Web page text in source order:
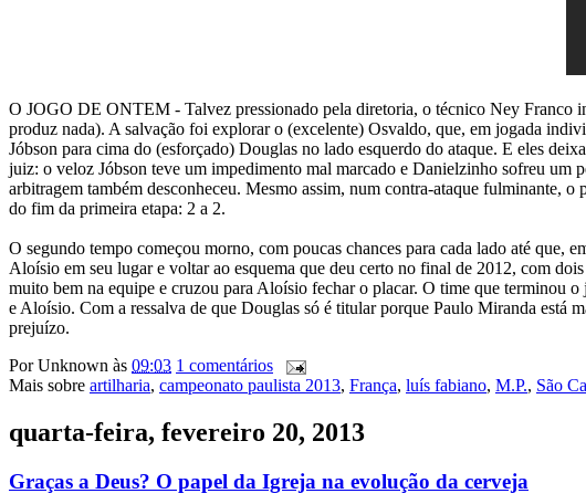
O JOGO DE ONTEM - Talvez pressionado pela diretoria, o técnico Ney Franco
produz nada). A salvação foi explorar o (excelente) Osvaldo, que, em jogada
Jóbson para cima do (esforçado) Douglas no lado esquerdo do ataque. E eles
juiz: o veloz Jóbson teve um impedimento mal marcado e Danielzinho sofreu
arbitragem também desconheceu. Mesmo assim, num contra-ataque fulminante,
do fim da primeira etapa: 2 a 2.
O segundo tempo começou morno, com poucas chances para cada lado até
Aloísio em seu lugar e voltar ao esquema que deu certo no final de 2012, com
muito bem na equipe e cruzou para Aloísio fechar o placar. O time que
e Aloísio. Com a ressalva de que Douglas só é titular porque Paulo Miranda
prejuízo.
PorUnknown às 09:03 1 comentários
Mais sobre artilharia, campeonato paulista 2013, França, luís fabiano, M.P., São
quarta-feira, fevereiro 20, 2013
Graças a Deus? O papel da Igreja na evolução da cerveja